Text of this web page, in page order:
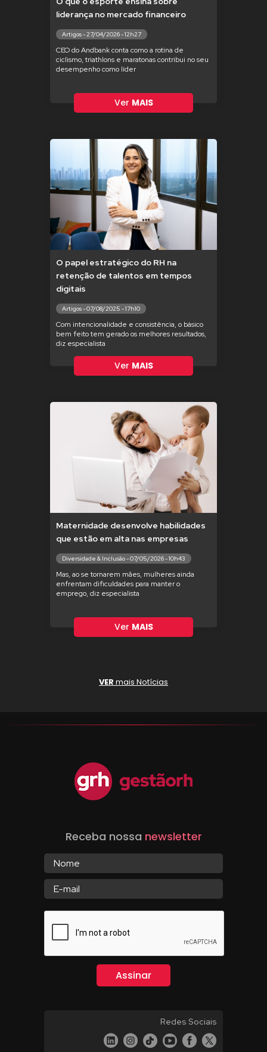
liderança no mercado financeiro
Artigos - 27/04/2026 - 12h27
CEO do Andbank conta como a rotina de
ciclismo, triathlons e maratonas contribui no seu
desempenho como líder
Ver MAIS
O papel estratégico do RH na
retenção de talentos em tempos
digitais
Artigos - 07/08/2025 - 17h10
Com intencionalidade e consistência, o básico
bem feito tem gerado os melhores resultados,
diz especialista
Ver MAIS
Maternidade desenvolve habilidades
que estão em alta nas empresas
Diversidade & Inclusão - 07/05/2026 - 10h43
Mas, ao se tornarem mães, mulheres ainda
enfrentam dificuldades para manter o
emprego, diz especialista
Ver MAIS
VER mais Notícias
Receba nossa newsletter
Redes Sociais